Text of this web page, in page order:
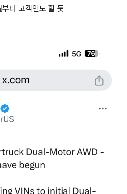
부터 고객인도 할 듯